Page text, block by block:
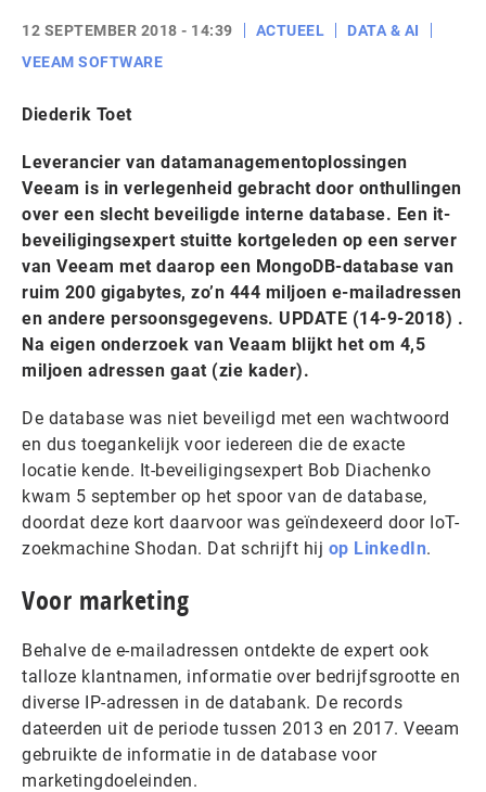
12 SEPTEMBER 2018 - 14:39 ACTUEEL
DATA & AI
VEEAM SOFTWARE
Diederik Toet
Leverancier van datamanagementoplossingen
Veeam is in verlegenheid gebracht door onthullingen
over een slecht beveiligde interne database. Een it-
beveiligingsexpert stuitte kortgeleden op een server
van Veeam met daarop een MongoDB-database van
ruim 200 gigabytes, zo’n 444 miljoen e-mailadressen
en andere persoonsgegevens. UPDATE (14-9-2018) .
Na eigen onderzoek van Veaam blijkt het om 4,5
miljoen adressen gaat (zie kader).
De database was niet beveiligd met een wachtwoord
en dus toegankelijk voor iedereen die de exacte
locatie kende. It-beveiligingsexpert Bob Diachenko
kwam 5 september op het spoor van de database,
doordat deze kort daarvoor was geïndexeerd door IoT-
zoekmachine Shodan. Dat schrijft hij op LinkedIn.
Voor marketing
Behalve de e-mailadressen ontdekte de expert ook
talloze klantnamen, informatie over bedrijfsgrootte en
diverse IP-adressen in de databank. De records
dateerden uit de periode tussen 2013 en 2017. Veeam
gebruikte de informatie in de database voor
marketingdoeleinden.